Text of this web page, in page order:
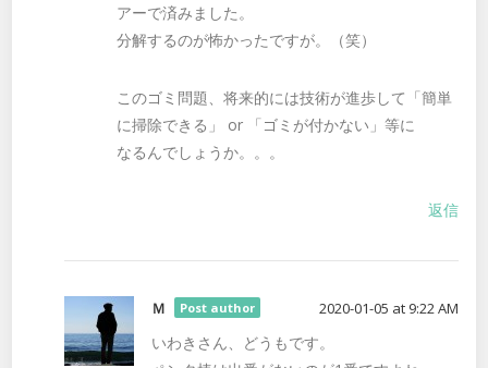
アーで済みました。
分解するのが怖かったですが。（笑）
このゴミ問題、将来的には技術が進歩して「簡単
に掃除できる」 or 「ゴミが付かない」等に
なるんでしょうか。。。
返信
Ｍ Post author 2020-01-05 at 9:22 AM
いわきさん、どうもです。